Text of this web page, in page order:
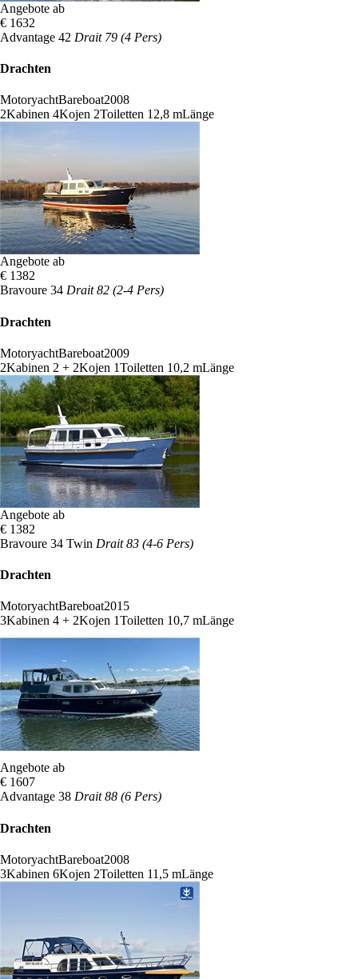
Angebote ab
€ 1632
Advantage 42 Drait 79 (4 Pers)
Drachten
MotoryachtBareboat2008
2Kabinen 4Kojen 2Toiletten 12,8 mLänge
Angebote ab
€ 1382
Bravoure 34 Drait 82 (2-4 Pers)
Drachten
MotoryachtBareboat2009
2Kabinen 2 + 2Kojen 1Toiletten 10,2 mLänge
Angebote ab
€ 1382
Bravoure 34 Twin Drait 83 (4-6 Pers)
Drachten
MotoryachtBareboat2015
3Kabinen 4 + 2Kojen 1Toiletten 10,7 mLänge
Angebote ab
€ 1607
Advantage 38 Drait 88 (6 Pers)
Drachten
MotoryachtBareboat2008
3Kabinen 6Kojen 2Toiletten 11,5 mLänge